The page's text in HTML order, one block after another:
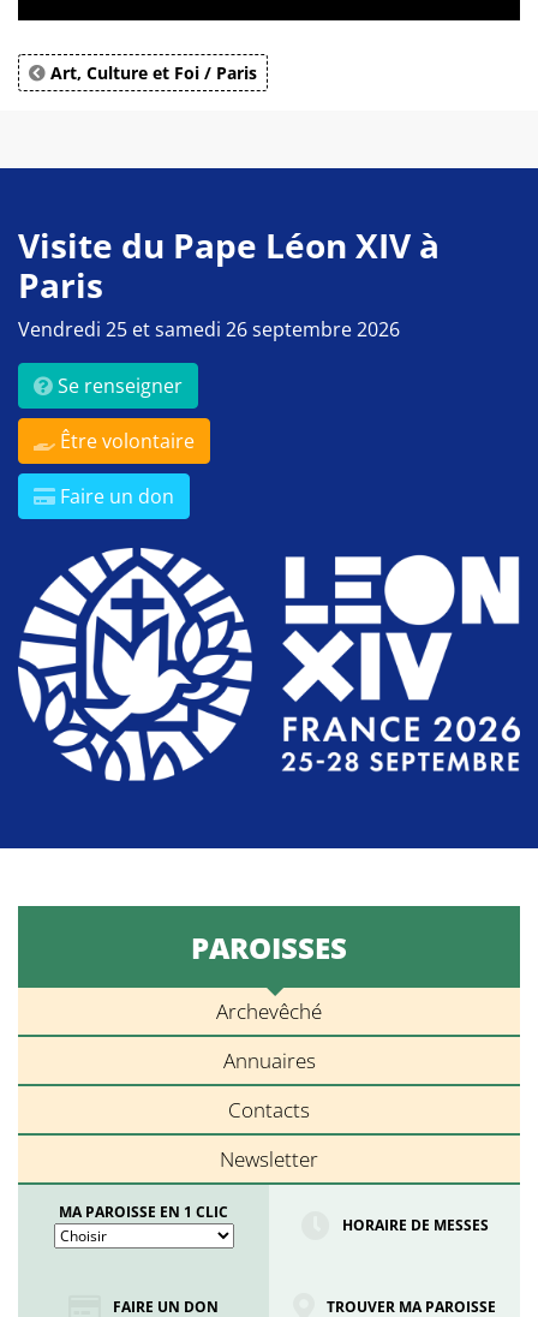
Art, Culture et Foi / Paris
Visite du Pape Léon XIV à
Paris
Vendredi 25 et samedi 26 septembre 2026
Se renseigner
Être volontaire
Faire un don
PAROISSES
Archevêché
Annuaires
Contacts
Newsletter
MA PAROISSE EN 1 CLIC
HORAIRE DE MESSES
FAIRE UN DON TROUVER MA PAROISSE